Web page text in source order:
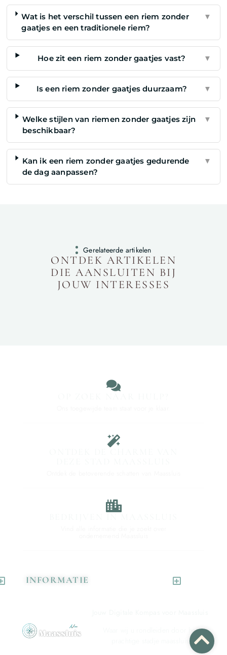
Wat is het verschil tussen een riem zonder
gaatjes en een traditionele riem?
▼
Hoe zit een riem zonder gaatjes vast? ▼
Is een riem zonder gaatjes duurzaam? ▼
Welke stijlen van riemen zonder gaatjes zijn
beschikbaar?
▼
Kan ik een riem zonder gaatjes gedurende
de dag aanpassen?
▼
Gerelateerde artikelen
ONTDEK ARTIKELEN
DIE AANSLUITEN BIJ
JOUW INTERESSES
INFORMATIE
Waar wij u rondleiden door het